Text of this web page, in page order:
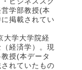
学部教授(本
掲載されてい
大学大学院経
経済学）。現
授(本データ
れていたもの